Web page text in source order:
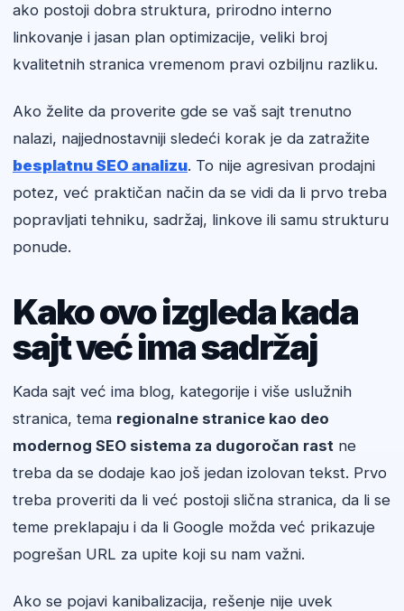
ako postoji dobra struktura, prirodno interno
linkovanje i jasan plan optimizacije, veliki broj
kvalitetnih stranica vremenom pravi ozbiljnu razliku.
Ako želite da proverite gde se vaš sajt trenutno
nalazi, najjednostavniji sledeći korak je da zatražite
besplatnu SEO analizu. To nije agresivan prodajni
potez, već praktičan način da se vidi da li prvo treba
popravljati tehniku, sadržaj, linkove ili samu strukturu
ponude.
Kako ovo izgleda kada
sajt već ima sadržaj
Kada sajt već ima blog, kategorije i više uslužnih
stranica, tema regionalne stranice kao deo
modernog SEO sistema za dugoročan rast ne
treba da se dodaje kao još jedan izolovan tekst. Prvo
treba proveriti da li već postoji slična stranica, da li se
teme preklapaju i da li Google možda već prikazuje
pogrešan URL za upite koji su nam važni.
Ako se pojavi kanibalizacija, rešenje nije uvek